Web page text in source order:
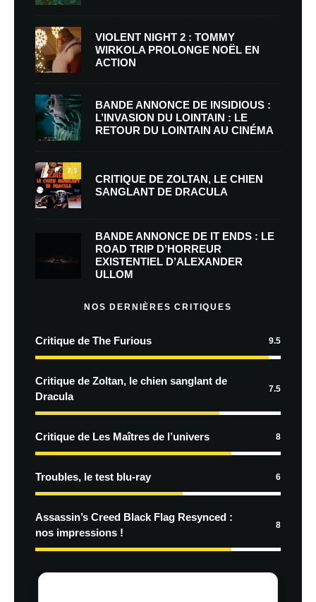
VIOLENT NIGHT 2 : TOMMY
WIRKOLA PROLONGE NOËL EN
ACTION
BANDE ANNONCE DE INSIDIOUS :
L’INVASION DU LOINTAIN : LE
RETOUR DU LOINTAIN AU CINÉMA
7.5
CRITIQUE DE ZOLTAN, LE CHIEN
SANGLANT DE DRACULA
BANDE ANNONCE DE IT ENDS : LE
ROAD TRIP D’HORREUR
EXISTENTIEL D’ALEXANDER
ULLOM
NOS DERNIÈRES CRITIQUES
Critique de The Furious 9.5
Critique de Zoltan, le chien sanglant de
Dracula
7.5
Critique de Les Maîtres de l’univers 8
Troubles, le test blu-ray 6
Assassin’s Creed Black Flag Resynced :
nos impressions !
8